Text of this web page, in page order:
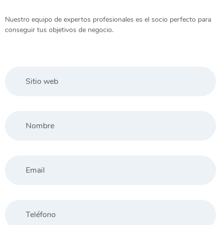
Nuestro equipo de expertos profesionales es el socio perfecto para
conseguir tus objetivos de negocio.